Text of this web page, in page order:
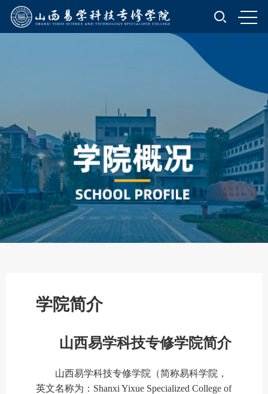
学院简介
山西易学科技专修学院简介
山西易学科技专修学院（简称易科学院，
英文名称为 ： Shanxi Yixue Specialized College of